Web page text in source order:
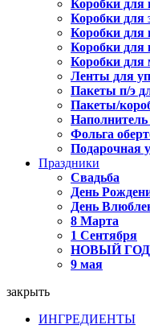
Коробки для
Коробки для
Коробки для
Коробки для
Коробки для
Ленты для
Пакеты п/э
Пакеты/
Фольга
Подарочная
Праздники
Свадьба
День
День
8 Марта
1 Сентября
НОВЫЙ ГОД
9 мая
закрыть
ИНГРЕДИЕНТЫ